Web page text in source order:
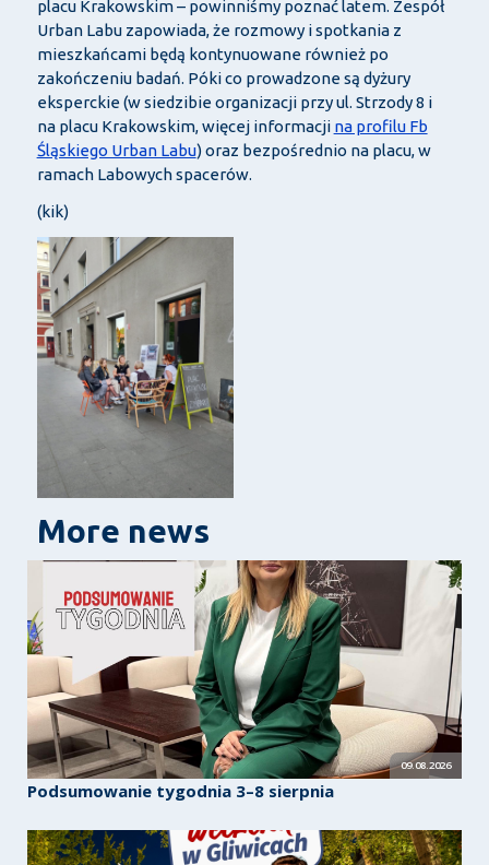
placu Krakowskim – powinniśmy poznać latem. Zespół
Urban Labu zapowiada, że rozmowy i spotkania z
mieszkańcami będą kontynuowane również po
zakończeniu badań. Póki co prowadzone są dyżury
eksperckie (w siedzibie organizacji przy ul. Strzody 8 i
na placu Krakowskim, więcej informacji na profilu Fb
Śląskiego Urban Labu) oraz bezpośrednio na placu, w
ramach Labowych spacerów.
(kik)
More news
09.08.2026
Podsumowanie tygodnia 3–8 sierpnia